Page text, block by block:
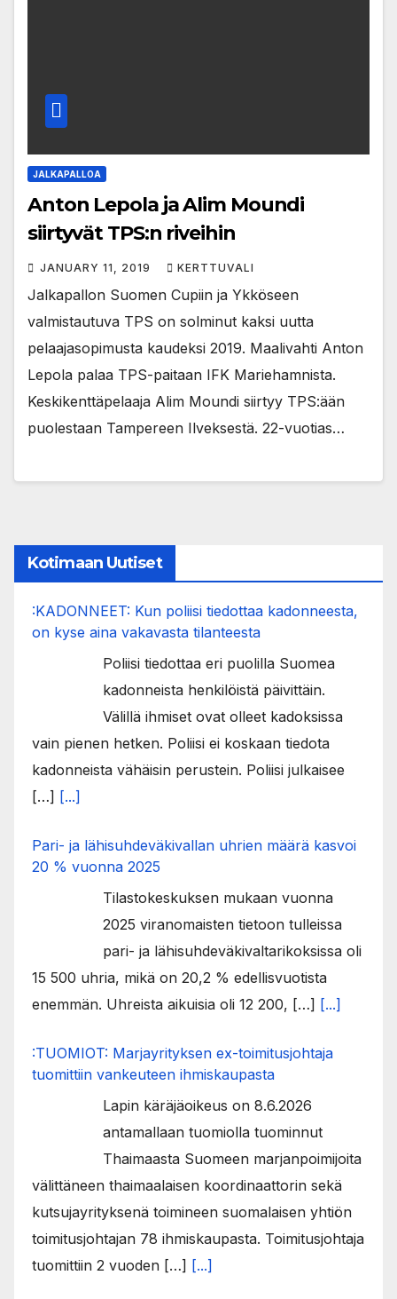
JALKAPALLOA
Anton Lepola ja Alim Moundi
siirtyvät TPS:n riveihin
JANUARY 11, 2019 KERTTUVALI
Jalkapallon Suomen Cupiin ja Ykköseen
valmistautuva TPS on solminut kaksi uutta
pelaajasopimusta kaudeksi 2019. Maalivahti Anton
Lepola palaa TPS-paitaan IFK Mariehamnista.
Keskikenttäpelaaja Alim Moundi siirtyy TPS:ään
puolestaan Tampereen Ilveksestä. 22-vuotias…
Kotimaan Uutiset
:KADONNEET: Kun poliisi tiedottaa kadonneesta,
on kyse aina vakavasta tilanteesta
Poliisi tiedottaa eri puolilla Suomea
kadonneista henkilöistä päivittäin.
Välillä ihmiset ovat olleet kadoksissa
vain pienen hetken. Poliisi ei koskaan tiedota
kadonneista vähäisin perustein. Poliisi julkaisee
[…] [...]
Pari- ja lähisuhdeväkivallan uhrien määrä kasvoi
20 % vuonna 2025
Tilastokeskuksen mukaan vuonna
2025 viranomaisten tietoon tulleissa
pari- ja lähisuhdeväkivaltarikoksissa oli
15 500 uhria, mikä on 20,2 % edellisvuotista
enemmän. Uhreista aikuisia oli 12 200, […] [...]
:TUOMIOT: Marjayrityksen ex-toimitusjohtaja
tuomittiin vankeuteen ihmiskaupasta
Lapin käräjäoikeus on 8.6.2026
antamallaan tuomiolla tuominnut
Thaimaasta Suomeen marjanpoimijoita
välittäneen thaimaalaisen koordinaattorin sekä
kutsujayrityksenä toimineen suomalaisen yhtiön
toimitusjohtajan 78 ihmiskaupasta. Toimitusjohtaja
tuomittiin 2 vuoden […] [...]